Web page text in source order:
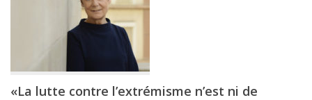
«La lutte contre l’extrémisme n’est ni de